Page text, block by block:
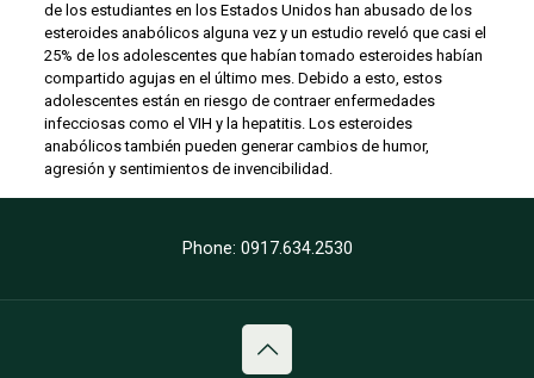
de los estudiantes en los Estados Unidos han abusado de los
esteroides anabólicos alguna vez y un estudio reveló que casi el
25% de los adolescentes que habían tomado esteroides habían
compartido agujas en el último mes. Debido a esto, estos
adolescentes están en riesgo de contraer enfermedades
infecciosas como el VIH y la hepatitis. Los esteroides
anabólicos también pueden generar cambios de humor,
agresión y sentimientos de invencibilidad.
Phone: 0917.634.2530